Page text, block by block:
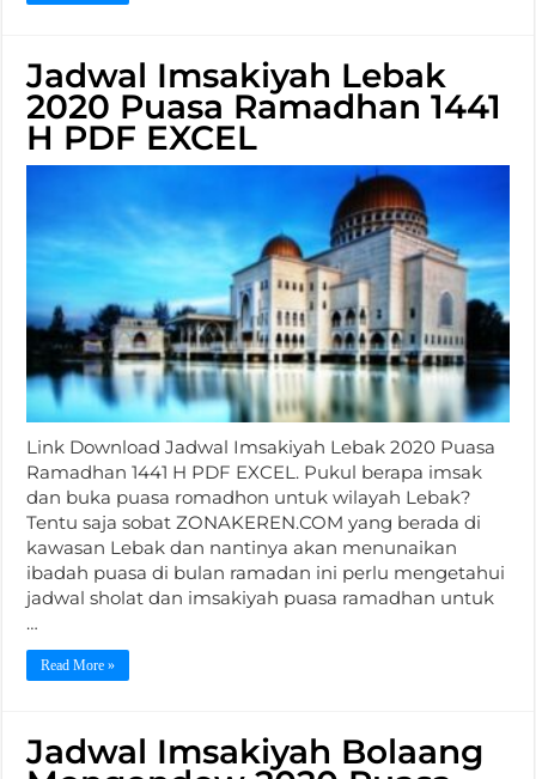
Jadwal Imsakiyah Lebak
2020 Puasa Ramadhan 1441
H PDF EXCEL
Link Download Jadwal Imsakiyah Lebak 2020 Puasa
Ramadhan 1441 H PDF EXCEL. Pukul berapa imsak
dan buka puasa romadhon untuk wilayah Lebak?
Tentu saja sobat ZONAKEREN.COM yang berada di
kawasan Lebak dan nantinya akan menunaikan
ibadah puasa di bulan ramadan ini perlu mengetahui
jadwal sholat dan imsakiyah puasa ramadhan untuk
…
Read More »
Jadwal Imsakiyah Bolaang